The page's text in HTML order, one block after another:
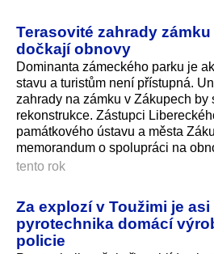
Terasovité zahrady
dočkají obnovy
Dominanta zámeckého parku je
stavu a turistům není přístupná.
zahrady na zámku v Zákupech by
rekonstrukce. Zástupci
památkového ústavu a města
memorandum o spolupráci na
tento rok
Za explozí v Toužimi je
pyrotechnika domácí
policie